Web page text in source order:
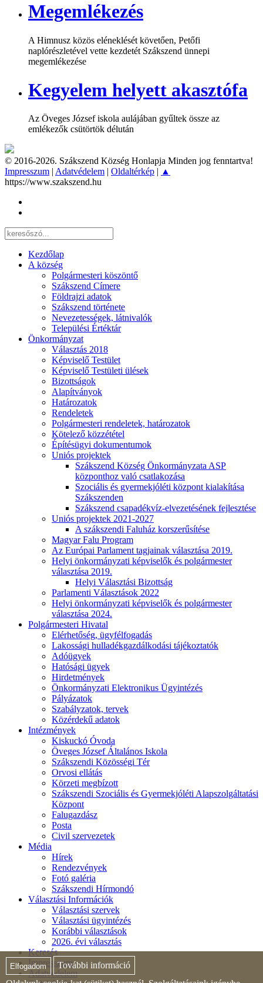
Elfogadom
További információ
Megemlékezés
A Himnusz közös eléneklését követően, Petőfi
naplórészletével vette kezdetét Szákszend ünnepi
megemlékezése
Kegyelem helyett akasztófa
Az Öveges József iskola aulájában gyűltek össze az
emlékezők csütörtök délután
© 2016-2026. Szákszend Község Honlapja Minden jog fenntartva!
Impresszum | Adatvédelem | Oldaltérkép | ▲
https://www.szakszend.hu
Kezdőlap
A község
Polgármesteri köszöntő
Szákszend Címere
Földrajzi adatok
Szákszend története
Nevezetességek, látnivalók
Települési Értéktár
Önkormányzat
Választás 2018
Képviselő Testület
Képviselő Testületi ülések
Bizottságok
Alapítványok
Határozatok
Rendeletek
Polgármesteri rendeletek, határozatok
Kötelező közzététel
Építésügyi dokumentumok
Uniós projektek
Szákszend Község Önkormányzata ASP
központhoz való csatlakozása
Szociális és gyermekjóléti központ kialakítása
Szákszenden
Szákszend csapadékvíz-elvezetésének fejlesztése
Uniós projektek 2021-2027
A szákszendi Faluház korszerűsítése
Magyar Falu Program
Az Európai Parlament tagjainak választása 2019.
Helyi önkormányzati képviselők és polgármester
választása 2019.
Helyi Választási Bizottság
Parlamenti Választások 2022
Helyi önkormányzati képviselők és polgármester
választása 2024.
Polgármesteri Hivatal
Elérhetőség, ügyfélfogadás
Lakossági hulladékgazdálkodási tájékoztatók
Adóügyek
Hatósági ügyek
Hirdetmények
Önkormányzati Elektronikus Ügyintézés
Pályázatok
Szabályzatok, tervek
Közérdekű adatok
Intézmények
Kiskuckó Óvoda
Öveges József Általános Iskola
Szákszendi Közösségi Tér
Orvosi ellátás
Körzeti megbízott
Szákszendi Szociális és Gyermekjóléti Alapszolgáltatási
Központ
Falugazdász
Posta
Civil szervezetek
Média
Hírek
Rendezvények
Fotó galéria
Szákszendi Hírmondó
Választási Információk
Választási szervek
Választási ügyintézés
Korábbi választások
2026. évi választás
Keresés
Impresszum
Adatvédelem